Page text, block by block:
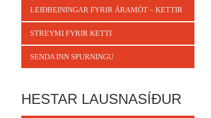
LEIÐBEININGAR FYRIR ÁRAMÓT – KETTIR
STREYMI FYRIR KETTI
SENDA INN SPURNINGU
HESTAR LAUSNASÍÐUR